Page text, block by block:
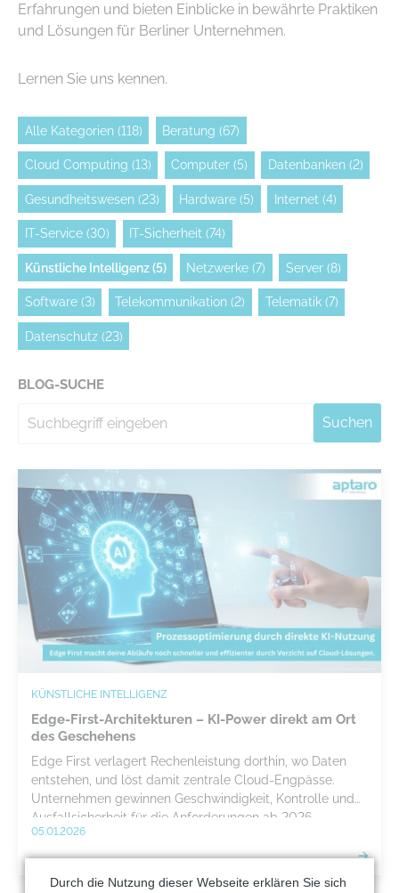
Erfahrungen und bieten Einblicke in bewährte Praktiken
und Lösungen für Berliner Unternehmen.
Lernen Sie uns kennen.
Alle Kategorien (118) Beratung (67)
Cloud Computing (13) Computer (5) Datenbanken (2)
Gesundheitswesen (23) Hardware (5) Internet (4)
IT-Service (30) IT-Sicherheit (74)
Künstliche Intelligenz (5) Netzwerke (7) Server (8)
Software (3) Telekommunikation (2) Telematik (7)
Datenschutz (23)
BLOG-SUCHE
Suchen
KÜNSTLICHE INTELLIGENZ
Edge-First-Architekturen – KI-Power direkt am Ort
des Geschehens
Edge First verlagert Rechenleistung dorthin, wo Daten
entstehen, und löst damit zentrale Cloud-Engpässe.
Unternehmen gewinnen Geschwindigkeit, Kontrolle und
Ausfallsicherheit für die Anforderungen ab 2026.
05.01.2026
Durch die Nutzung dieser Webseite erklären Sie sich